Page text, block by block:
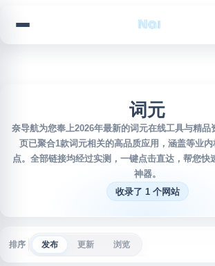
词元
奈导航为您奉上2026年最新的词元在线工具与精品
页已聚合1款词元相关的高品质应用，涵盖等业
点。全部链接均经过实测，一键点击直达，帮您快
神器。
收录了 1 个网站
排序 发布 更新 浏览